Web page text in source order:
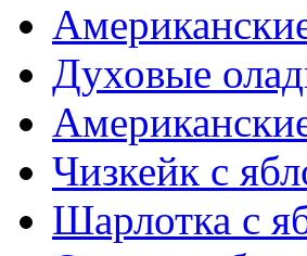
Духовые
Чизкейк с
Шарлотка с